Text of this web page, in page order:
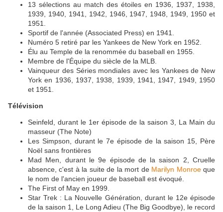
13 sélections au match des étoiles en 1936, 1937, 1938,
1939, 1940, 1941, 1942, 1946, 1947, 1948, 1949, 1950 et
1951.
Sportif de l'année (Associated Press) en 1941.
Numéro 5 retiré par les Yankees de New York en 1952.
Élu au Temple de la renommée du baseball en 1955.
Membre de l'Équipe du siècle de la MLB.
Vainqueur des Séries mondiales avec les Yankees de New
York en 1936, 1937, 1938, 1939, 1941, 1947, 1949, 1950
et 1951.
Télévision
Seinfeld, durant le 1er épisode de la saison 3, La Main du
masseur (The Note)
Les Simpson, durant le 7e épisode de la saison 15, Père
Noël sans frontières
Mad Men, durant le 9e épisode de la saison 2, Cruelle
absence, c'est à la suite de la mort de Marilyn Monroeque
le nom de l'ancien joueur de baseball est évoqué.
The First of May en 1999.
Star Trek : La Nouvelle Génération, durant le 12e épisode
de la saison 1, Le Long Adieu (The Big Goodbye), le record